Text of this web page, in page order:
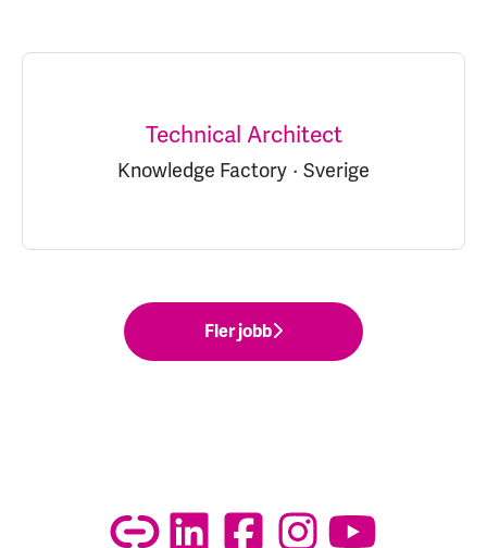
Technical Architect
Knowledge Factory · Sverige
Fler jobb